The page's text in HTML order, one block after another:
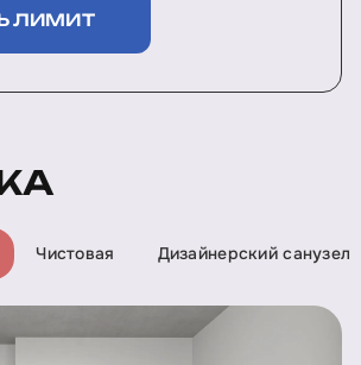
ЛИМИТ
Чистовая Дизайнерский санузел